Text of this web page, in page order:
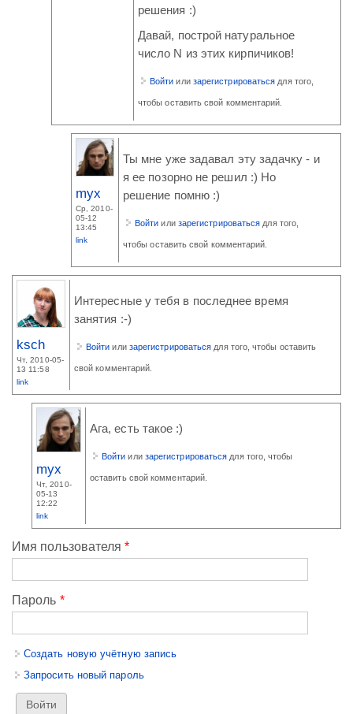
решения :)
Давай, построй натуральное
число N из этих кирпичиков!
Войти или зарегистрироваться для того,
чтобы оставить свой комментарий.
myx
Ср, 2010-
05-12
13:45
link
Ты мне уже задавал эту задачку - и
я ее позорно не решил :) Но
решение помню :)
Войти или зарегистрироваться для того,
чтобы оставить свой комментарий.
ksch
Чт, 2010-05-
13 11:58
link
Интересные у тебя в последнее время
занятия :-)
Войти или зарегистрироваться для того, чтобы оставить
свой комментарий.
myx
Чт, 2010-
05-13
12:22
link
Ага, есть такое :)
Войти или зарегистрироваться для того, чтобы
оставить свой комментарий.
Имя пользователя*
Пароль *
Создать новую учётную запись
Запросить новый пароль